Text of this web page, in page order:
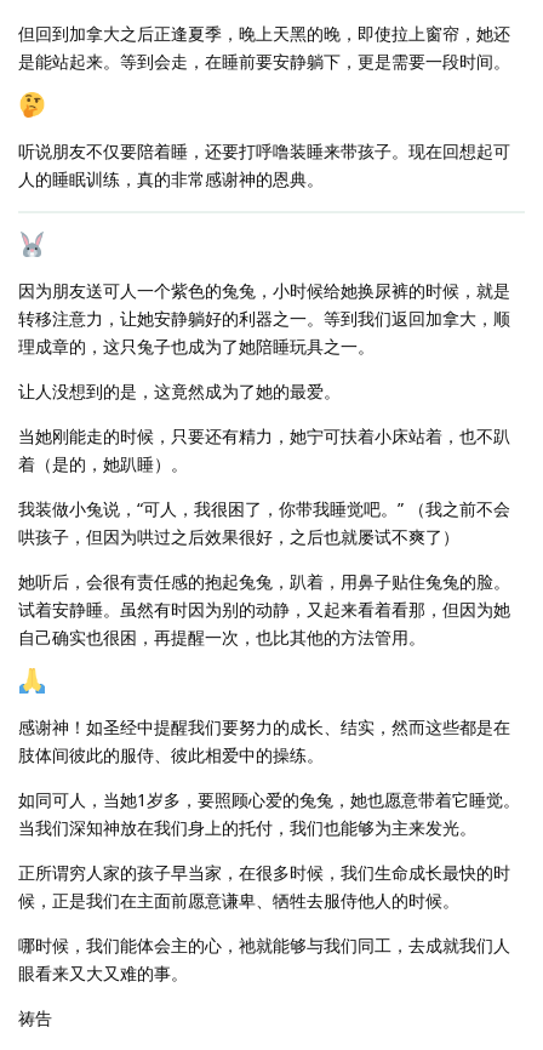
但回到加拿大之后正逢夏季，晚上天黑的晚，即使拉上窗帘，她还
是能站起来。等到会走，在睡前要安静躺下，更是需要一段时间。
听说朋友不仅要陪着睡，还要打呼噜装睡来带孩子。现在回想起可
人的睡眠训练，真的非常感谢神的恩典。
因为朋友送可人一个紫色的兔兔，小时候给她换尿裤的时候，就是
转移注意力，让她安静躺好的利器之一。等到我们返回加拿大，顺
理成章的，这只兔子也成为了她陪睡玩具之一。
让人没想到的是，这竟然成为了她的最爱。
当她刚能走的时候，只要还有精力，她宁可扶着小床站着，也不趴
着（是的，她趴睡）。
我装做小兔说，“可人，我很困了，你带我睡觉吧。” （我之前不会
哄孩子，但因为哄过之后效果很好，之后也就屡试不爽了）
她听后，会很有责任感的抱起兔兔，趴着，用鼻子贴住兔兔的脸。
试着安静睡。虽然有时因为别的动静，又起来看着看那，但因为她
自己确实也很困，再提醒一次，也比其他的方法管用。
感谢神！如圣经中提醒我们要努力的成长、结实，然而这些都是在
肢体间彼此的服侍、彼此相爱中的操练。
如同可人，当她1岁多，要照顾心爱的兔兔，她也愿意带着它睡觉。
当我们深知神放在我们身上的托付，我们也能够为主来发光。
正所谓穷人家的孩子早当家，在很多时候，我们生命成长最快的时
候，正是我们在主面前愿意谦卑、牺牲去服侍他人的时候。
哪时候，我们能体会主的心，祂就能够与我们同工，去成就我们人
眼看来又大又难的事。
祷告